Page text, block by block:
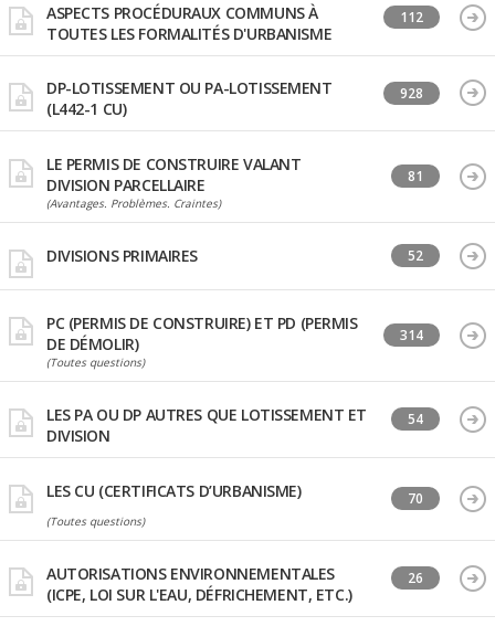
ASPECTS PROCÉDURAUX COMMUNS À
TOUTES LES FORMALITÉS D'URBANISME
112
DP-LOTISSEMENT OU PA-LOTISSEMENT
(L442-1 CU)
928
LE PERMIS DE CONSTRUIRE VALANT
DIVISION PARCELLAIRE
(Avantages. Problèmes. Craintes)
81
DIVISIONS PRIMAIRES 52
PC (PERMIS DE CONSTRUIRE) ET PD (PERMIS
DE DÉMOLIR)
(Toutes questions)
314
LES PA OU DP AUTRES QUE LOTISSEMENT ET
DIVISION
54
LES CU (CERTIFICATS D’URBANISME)
(Toutes questions)
70
AUTORISATIONS ENVIRONNEMENTALES
(ICPE, LOI SUR L'EAU, DÉFRICHEMENT, ETC.)
26